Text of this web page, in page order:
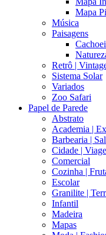
Mapa
Música
Paisagens
Retrô |
Sistema Solar
Variados
Zoo Safari
Papel de Parede
Abstrato
Academia |
Barbearia |
Cidade |
Comercial
Cozinha |
Escolar
Granilite |
Infantil
Madeira
Mapas